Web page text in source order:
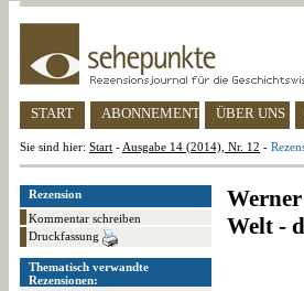
START ABONNEMENT ÜBER UNS
Sie sind hier: Start - Ausgabe 14 (2014), Nr. 12 -
Rezension
Kommentar schreiben
Druckfassung
Thematisch verwandte
Rezensionen:
Welt -